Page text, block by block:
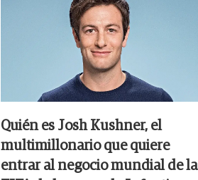
Quién es Josh Kushner, el
multimillonario que quiere
entrar al negocio mundial de la